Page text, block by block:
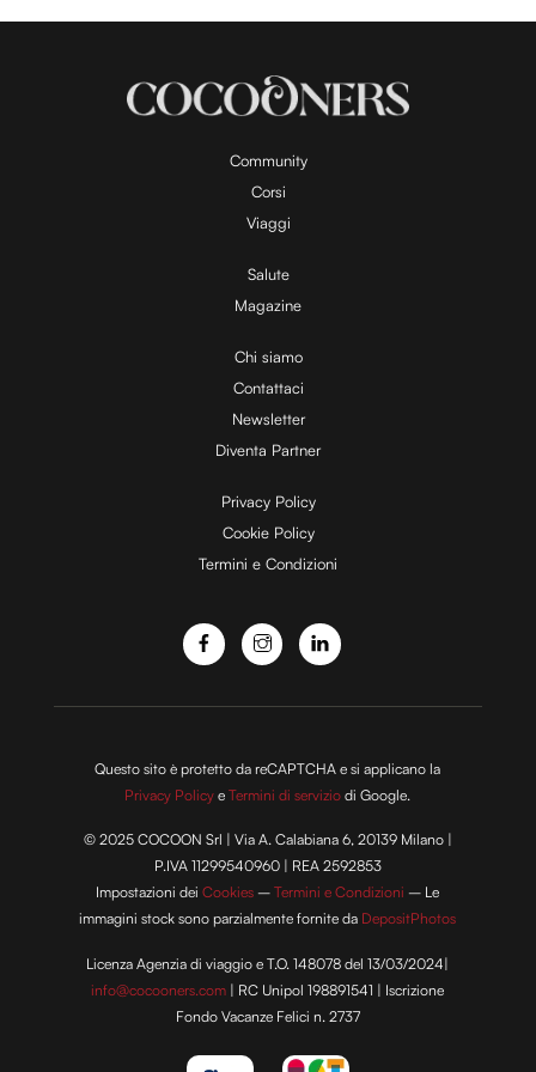
Community
Corsi
Viaggi
Salute
Magazine
Chi siamo
Contattaci
Newsletter
Diventa Partner
Privacy Policy
Cookie Policy
Termini e Condizioni
Questo sito è protetto da reCAPTCHA e si applicano la
Privacy Policy eTermini di servizio di Google.
© 2025 COCOON Srl | Via A. Calabiana 6, 20139 Milano |
P.IVA 11299540960 | REA 2592853
Impostazioni deiCookies –Termini e Condizioni – Le
immagini stock sono parzialmente fornite da DepositPhotos
Licenza Agenzia di viaggio e T.O. 148078 del 13/03/2024|
info@cocooners.com | RC Unipol 198891541 | Iscrizione
Fondo Vacanze Felici n. 2737